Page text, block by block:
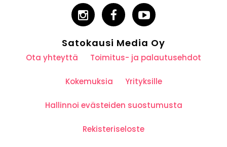
Satokausi Media Oy
Ota yhteyttä Toimitus- ja palautusehdot
Kokemuksia Yrityksille
Hallinnoi evästeiden suostumusta
Rekisteriseloste